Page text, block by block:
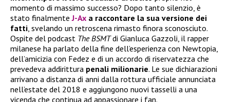
momento di massimo successo? Dopo tanto silenzio, è
stato finalmenteJ-Ax a raccontare la sua versione dei
fatti, svelando un retroscena rimasto finora sconosciuto.
Ospite del podcast The BSMTdi Gianluca Gazzoli, il rapper
milanese ha parlato della fine dell’esperienza con Newtopia,
dell’amicizia con Fedez e di un accordo di riservatezza che
prevedeva addirittura penali milionarie. Le sue dichiarazioni
arrivano a distanza di anni dalla rottura ufficiale annunciata
nell’estate del 2018 e aggiungono nuovi tasselli a una
vicenda che continua ad appassionare i fan.